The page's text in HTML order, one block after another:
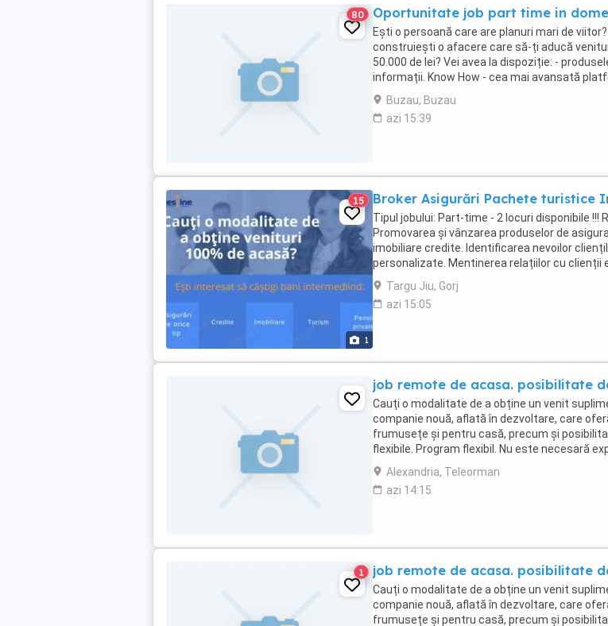
80 Oportunitate job part time in
Ești o persoană care are planuri mari de
construiești o afacere care să-ți aducă
50.000 de lei? Vei avea la dispoziție: -
informații. Know How - cea mai avansată
emitere și invățare) - sistem ...
Buzau, Buzau
azi 15:39
1
15 Broker Asigurări Pachete turistice
Tipul jobului: Part-time - 2 locuri disponibile !!!
Promovarea și vânzarea produselor de
imobiliare credite. Identificarea nevoilor
personalizate. Mentinerea relațiilor cu clienții
de noi ...
Targu Jiu, Gorj
azi 15:05
job remote de acasa. posibilitate
Cauți o modalitate de a obține un venit
companie nouă, aflată în dezvoltare, care
frumusețe și pentru casă, precum și
flexibile. Program flexibil. Nu este necesară
ritmul tău. Beneficiezi ...
Alexandria, Teleorman
azi 14:15
1 job remote de acasa. posibilitate
Cauți o modalitate de a obține un venit
companie nouă, aflată în dezvoltare, care
frumusețe și pentru casă, precum și